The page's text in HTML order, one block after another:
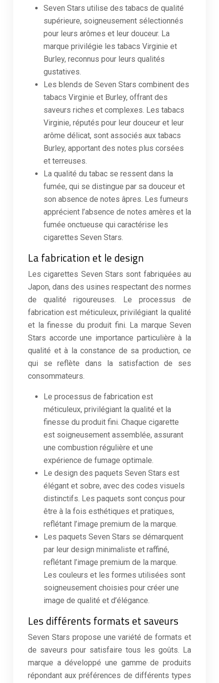
Seven Stars utilise des tabacs de qualité
supérieure, soigneusement sélectionnés
pour leurs arômes et leur douceur. La
marque privilégie les tabacs Virginie et
Burley, reconnus pour leurs qualités
gustatives.
Les blends de Seven Stars combinent des
tabacs Virginie et Burley, offrant des
saveurs riches et complexes. Les tabacs
Virginie, réputés pour leur douceur et leur
arôme délicat, sont associés aux tabacs
Burley, apportant des notes plus corsées
et terreuses.
La qualité du tabac se ressent dans la
fumée, qui se distingue par sa douceur et
son absence de notes âpres. Les fumeurs
apprécient l’absence de notes amères et la
fumée onctueuse qui caractérise les
cigarettes Seven Stars.
La fabrication et le design
Les cigarettes Seven Stars sont fabriquées au
Japon, dans des usines respectant des normes
de qualité rigoureuses. Le processus de
fabrication est méticuleux, privilégiant la qualité
et la finesse du produit fini. La marque Seven
Stars accorde une importance particulière à la
qualité et à la constance de sa production, ce
qui se reflète dans la satisfaction de ses
consommateurs.
Le processus de fabrication est
méticuleux, privilégiant la qualité et la
finesse du produit fini. Chaque cigarette
est soigneusement assemblée, assurant
une combustion régulière et une
expérience de fumage optimale.
Le design des paquets Seven Stars est
élégant et sobre, avec des codes visuels
distinctifs. Les paquets sont conçus pour
être à la fois esthétiques et pratiques,
reflétant l’image premium de la marque.
Les paquets Seven Stars se démarquent
par leur design minimaliste et raffiné,
reflétant l’image premium de la marque.
Les couleurs et les formes utilisées sont
soigneusement choisies pour créer une
image de qualité et d’élégance.
Les différents formats et saveurs
Seven Stars propose une variété de formats et
de saveurs pour satisfaire tous les goûts. La
marque a développé une gamme de produits
répondant aux préférences de différents types